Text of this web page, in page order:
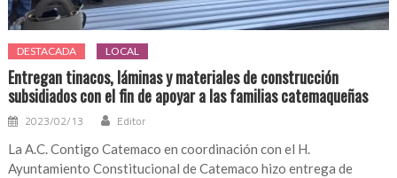
DESTACADA LOCAL
Entregan tinacos, láminas y materiales de construcción
subsidiados con el fin de apoyar a las familias catemaqueñas
2023/02/13 Editor
La A.C. Contigo Catemaco en coordinación con el H.
Ayuntamiento Constitucional de Catemaco hizo entrega de